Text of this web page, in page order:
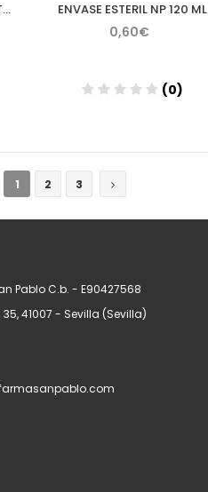
SALVELOX PARCHE PROTECTOR CALLOS OVALADO 9 U ENVASE ESTERIL NP 120 ML
0,60€
(0)
1
2 3
Pablo C.b. - E90427568
41007 - Sevilla (Sevilla)